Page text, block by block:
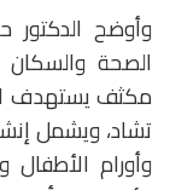
وأوضح الدكتور
الصحة والسكان
مكثف يستهدف
تشاد، ويشمل
وأورام الأطفال